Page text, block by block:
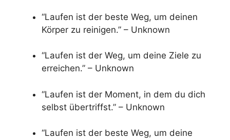
“Laufen ist der beste Weg, um deinen
Körper zu reinigen.” – Unknown
“Laufen ist der Weg, um deine Ziele zu
erreichen.” – Unknown
“Laufen ist der Moment, in dem du dich
selbst übertriffst.” – Unknown
“Laufen ist der beste Weg, um deine